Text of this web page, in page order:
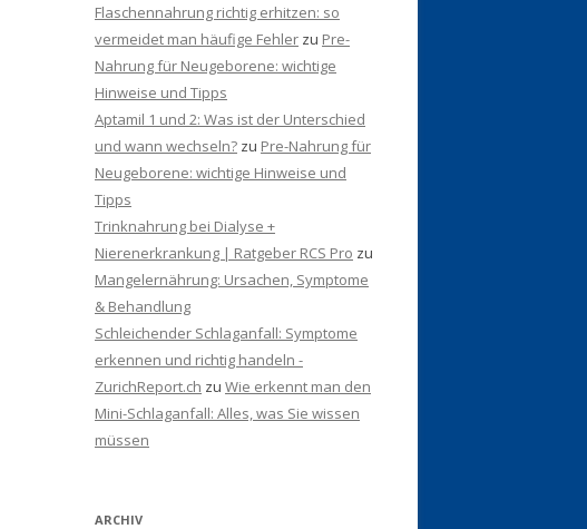
Flaschennahrung richtig erhitzen: so
vermeidet man häufige Fehler zu Pre-
Nahrung für Neugeborene: wichtige
Hinweise und Tipps
Aptamil 1 und 2: Was ist der Unterschied
und wann wechseln? zu Pre-Nahrung für
Neugeborene: wichtige Hinweise und
Tipps
Trinknahrung bei Dialyse +
Nierenerkrankung | Ratgeber RCS Pro zu
Mangelernährung: Ursachen, Symptome
& Behandlung
Schleichender Schlaganfall: Symptome
erkennen und richtig handeln -
ZurichReport.ch zu Wie erkennt man den
Mini-Schlaganfall: Alles, was Sie wissen
müssen
ARCHIV